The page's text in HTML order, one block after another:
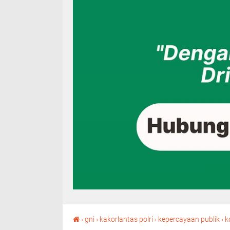
›gni › kakorlantas polri › kepercayaan publik ›